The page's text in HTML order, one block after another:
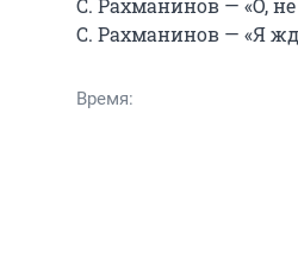
С. Рахманинов — «О, не
С. Рахманинов — «Я
Время: